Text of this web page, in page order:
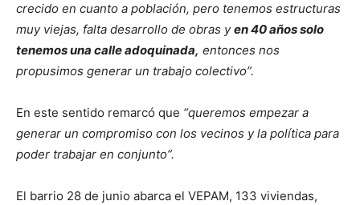
crecido en cuanto a población, pero tenemos estructuras
muy viejas, falta desarrollo de obras yen 40 años solo
tenemos una calle adoquinada, entonces nos
propusimos generar un trabajo colectivo”.
En este sentido remarcó que “queremos empezar a
generar un compromiso con los vecinos y la política para
poder trabajar en conjunto”.
El barrio 28 de junio abarca el VEPAM, 133 viviendas,